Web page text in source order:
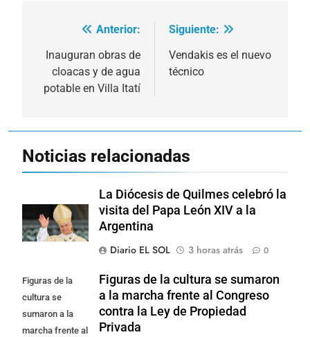
Navegación
de
entradas
Anterior:
Inauguran obras de
cloacas y de agua
potable en Villa Itatí
Siguiente:
Vendakis es el nuevo
técnico
Noticias relacionadas
La Diócesis de Quilmes celebró la
visita del Papa León XIV a la
Argentina
Diario EL SOL
3 horas atrás 0
Figuras de la
cultura se
sumaron a la
marcha frente al
Figuras de la cultura se sumaron
a la marcha frente al Congreso
contra la Ley de Propiedad
Privada